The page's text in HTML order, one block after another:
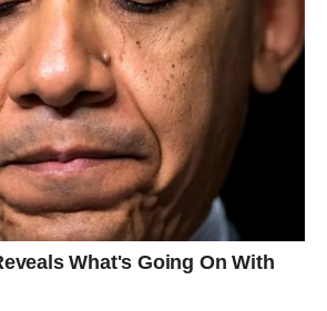
dolazi vrijeme kada sreća, ljubav i
put do onih koji su ih dugo čekali.